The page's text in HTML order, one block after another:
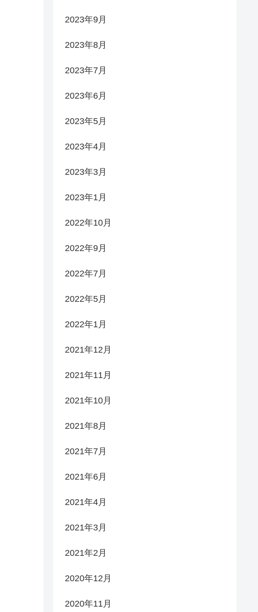
2023年9月
2023年8月
2023年7月
2023年6月
2023年5月
2023年4月
2023年3月
2023年1月
2022年10月
2022年9月
2022年7月
2022年5月
2022年1月
2021年12月
2021年11月
2021年10月
2021年8月
2021年7月
2021年6月
2021年4月
2021年3月
2021年2月
2020年12月
2020年11月